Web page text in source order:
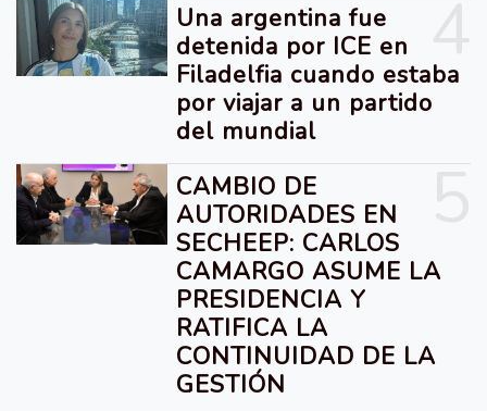
Una argentina fue
detenida por ICE en
Filadelfia cuando estaba
por viajar a un partido
del mundial
CAMBIO DE
AUTORIDADES EN
SECHEEP: CARLOS
CAMARGO ASUME LA
PRESIDENCIA Y
RATIFICA LA
CONTINUIDAD DE LA
GESTIÓN